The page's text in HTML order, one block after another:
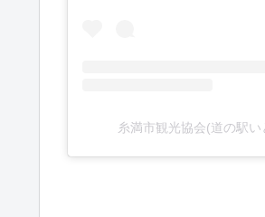
糸満市観光協会(道の駅